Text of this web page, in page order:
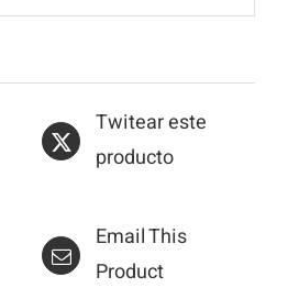
Twitear este
producto
Email This
Product